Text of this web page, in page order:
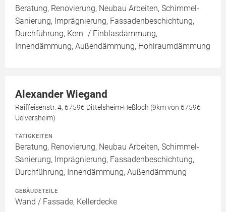
Beratung, Renovierung, Neubau Arbeiten, Schimmel-
Sanierung, Imprägnierung, Fassadenbeschichtung,
Durchführung, Kern- / Einblasdämmung,
Innendämmung, Außendämmung, Hohlraumdämmung
Alexander Wiegand
Raiffeisenstr. 4, 67596 Dittelsheim-Heßloch (9km von 67596
Uelversheim)
TÄTIGKEITEN
Beratung, Renovierung, Neubau Arbeiten, Schimmel-
Sanierung, Imprägnierung, Fassadenbeschichtung,
Durchführung, Innendämmung, Außendämmung
GEBÄUDETEILE
Wand / Fassade, Kellerdecke